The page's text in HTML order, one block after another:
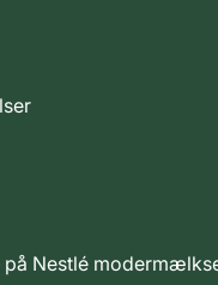
Nestlé